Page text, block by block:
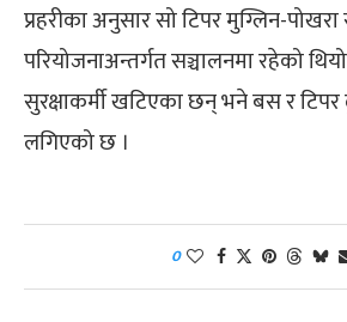
प्रहरीका अनुसार सो टिपर मुग्लिन-
परियोजनाअन्तर्गत सञ्चालनमा रहेको
सुरक्षाकर्मी खटिएका छन् भने बस र टिपर
लगिएको छ ।
0